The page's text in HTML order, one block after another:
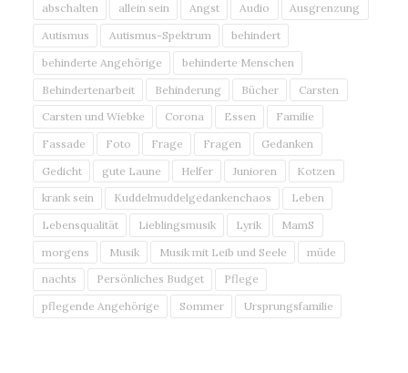
abschalten allein sein Angst Audio
Ausgrenzung
Autismus
Autismus-Spektrum
behindert
behinderte Angehörige
behinderte Menschen
Behindertenarbeit
Behinderung Bücher
Carsten
Carsten und Wiebke
Corona Essen
Familie
Fassade
Foto Frage Fragen
Gedanken
Gedicht
gute Laune Helfer Junioren
Kotzen
krank sein
Kuddelmuddelgedankenchaos
Leben
Lebensqualität
Lieblingsmusik Lyrik
MamS
morgens
Musik Musik mit Leib und Seele
müde
nachts
Persönliches Budget
Pflege
pflegende Angehörige
Sommer Ursprungsfamilie